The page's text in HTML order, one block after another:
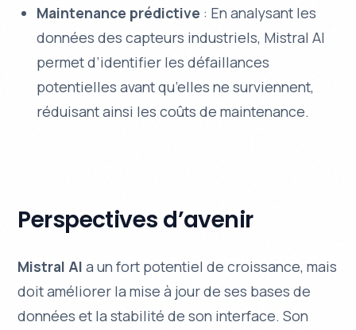
Maintenance prédictive : En analysant les
données des capteurs industriels, Mistral AI
permet d’identifier les défaillances
potentielles avant qu’elles ne surviennent,
réduisant ainsi les coûts de maintenance.
Perspectives d’avenir
Mistral AI a un fort potentiel de croissance, mais
doit améliorer la mise à jour de ses bases de
données et la stabilité de son interface. Son